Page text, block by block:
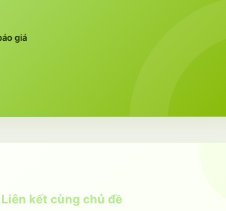
giá
Liên kết cùng chủ đề